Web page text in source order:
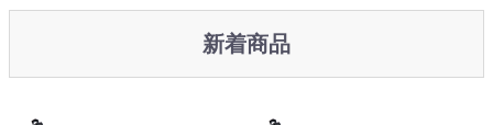
新着商品